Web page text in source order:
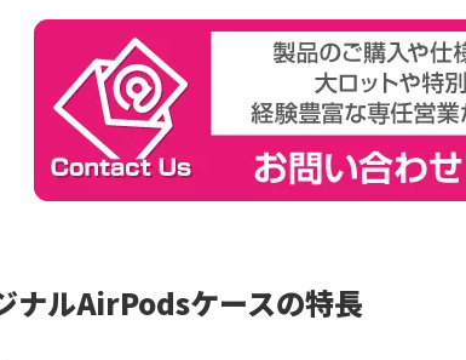
ナルAirPodsケースの特長